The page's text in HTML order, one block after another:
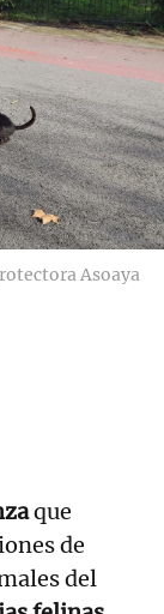
Asoaya
que
de
del